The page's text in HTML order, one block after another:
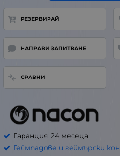
РЕЗЕРВИРАЙ
НАПРАВИ ЗАПИТВАНЕ
СРАВНИ
Гаранция: 24 месеца
Геймпадове и геймърски